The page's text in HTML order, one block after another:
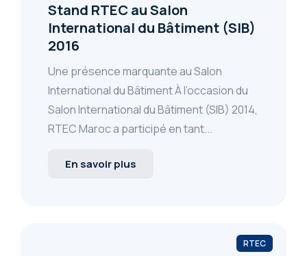
Stand RTEC au Salon
International du Bâtiment (SIB)
2016
Une présence marquante au Salon
International du Bâtiment À l’occasion du
Salon International du Bâtiment (SIB) 2014,
RTEC Maroc a participé en tant...
En savoir plus
RTEC